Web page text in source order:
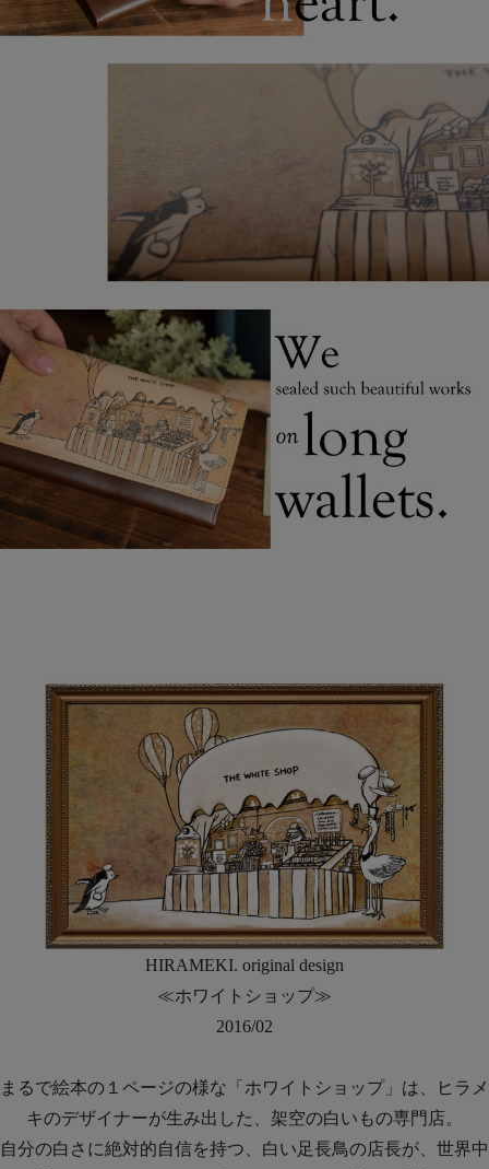
HIRAMEKI. original design
≪ホワイトショップ≫
2016/02
まるで絵本の１ページの様な「ホワイトショップ」は、ヒラメ
キのデザイナーが生み出した、架空の白いもの専門店。
自分の白さに絶対的自信を持つ、白い足長鳥の店長が、世界中